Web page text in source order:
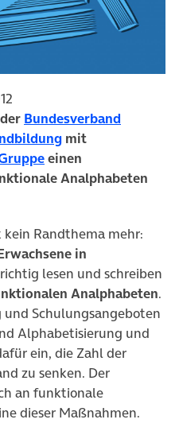
Bundesverband
mit
einen
Analphabeten
Randthema mehr:
in
lesen und schreiben
Analphabeten.
Schulungsangeboten
Alphabetisierung und
ein, die Zahl der
zu senken. Der
an funktionale
dieser Maßnahmen.